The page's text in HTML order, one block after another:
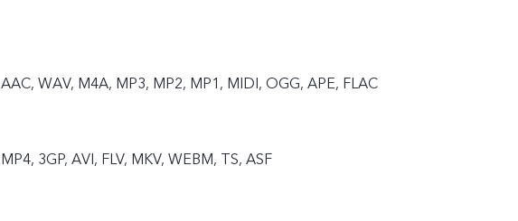
AAC, WAV, M4A, MP3, MP2, MP1, MIDI, OGG, APE, FLAC
MP4, 3GP, AVI, FLV, MKV, WEBM, TS, ASF